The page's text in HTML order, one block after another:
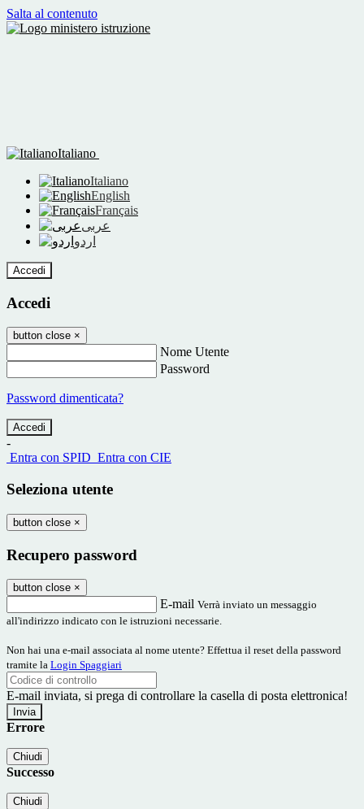
Salta al contenuto
Italiano
Italiano
English
Français
عربى
اردو
Accedi
Accedi
button close ×
Nome Utente
Password
Password dimenticata?
-
Entra con SPID Entra con CIE
Seleziona utente
button close ×
Recupero password
button close ×
E-mail Verrà inviato un messaggio
all'indirizzo indicato con le istruzioni necessarie.
Non hai una e-mail associata al nome utente? Effettua il reset della password
tramite la Login Spaggiari
E-mail inviata, si prega di controllare la casella di posta elettronica!
Errore
Chiudi
Successo
Chiudi